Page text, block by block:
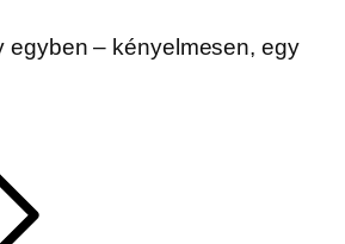
egyben – kényelmesen, egy